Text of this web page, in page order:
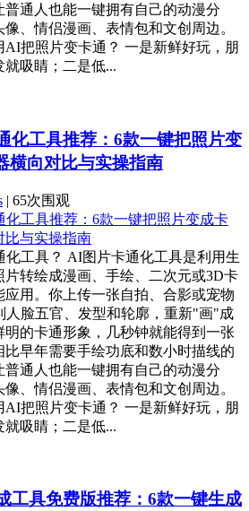
普通人也能一键拥有自己的动漫分
、情侣漫画、表情包和文创周边。
AI把照片变卡通？ 一是新鲜好玩，朋
吸睛；二是低...
化工具推荐：6款一键把照片变
横向对比与实操指南
| 65次围观
化工具？ AI图片卡通化工具是利用生
片转绘成漫画、手绘、二次元或3D卡
应用。你上传一张自拍、合影或宠物
人脸五官、发型和轮廓，重新"画"成
明的卡通形象，几秒钟就能得到一张
比早年需要手绘功底和数小时描线的
普通人也能一键拥有自己的动漫分
、情侣漫画、表情包和文创周边。
AI把照片变卡通？ 一是新鲜好玩，朋
吸睛；二是低...
工具免费版推荐：6款一键生成